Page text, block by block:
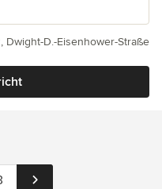
Dwight-D.-Eisenhower-Straße